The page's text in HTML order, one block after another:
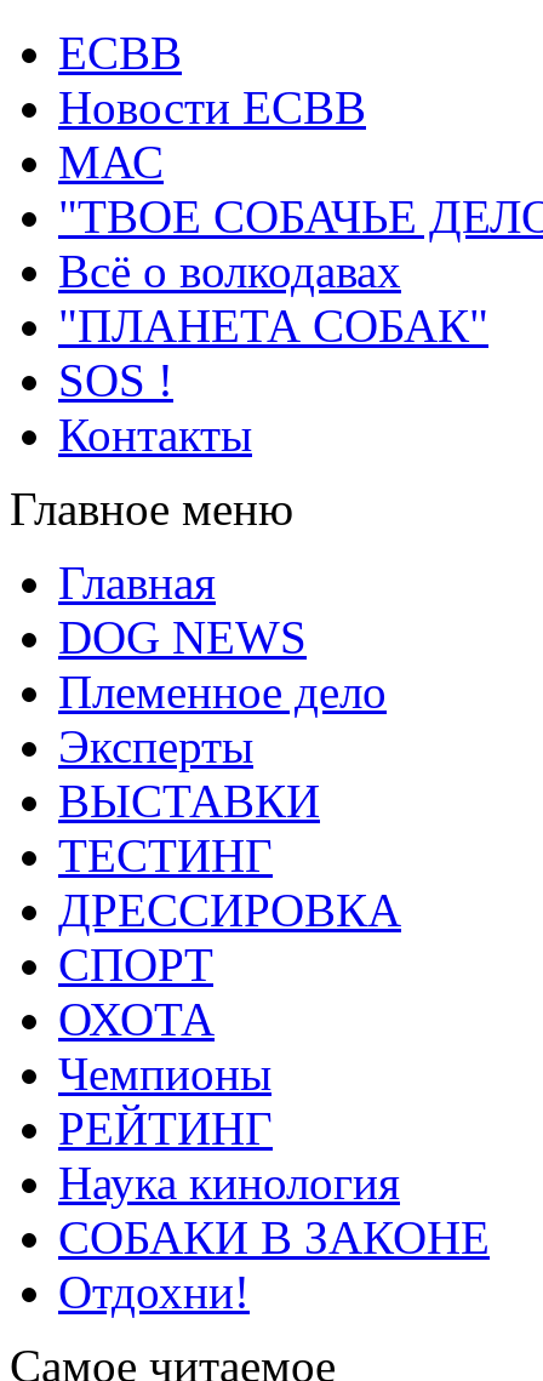
ECВB
Новости ЕСВВ
МАС
"ТВОЕ СОБАЧЬЕ
Всё о волкодавах
"ПЛАНЕТА СОБАК"
SOS !
Контакты
Главное меню
Главная
DOG NEWS
Племенное дело
Эксперты
ВЫСТАВКИ
ТЕСТИНГ
ДРЕССИРОВКА
СПОРТ
ОХОТА
Чемпионы
РЕЙТИНГ
Наука кинология
СОБАКИ В ЗАКОНЕ
Отдохни!
Самое читаемое